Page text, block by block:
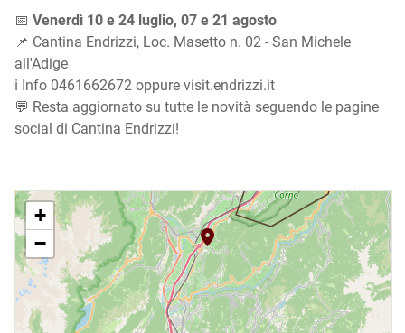
📅 Venerdì 10 e 24 luglio, 07 e 21 agosto
📌 Cantina Endrizzi, Loc. Masetto n. 02 - San Michele
all'Adige
ℹ️ Info 0461662672 oppure visit.endrizzi.it
💬 Resta aggiornato su tutte le novità seguendo le pagine
social di Cantina Endrizzi!
+
−